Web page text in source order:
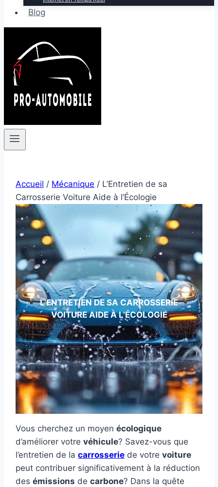
Blog
Accueil / Mécanique / L’Entretien de sa
Carrosserie Voiture Aide à l’Écologie
L’ENTRETIEN DE SA CARROSSERIE
VOITURE AIDE À L’ÉCOLOGIE
Vous cherchez un moyen écologique
d’améliorer votre véhicule? Savez-vous que
l’entretien de la carrosserie de votre voiture
peut contribuer significativement à la réduction
des émissions de carbone? Dans la quête